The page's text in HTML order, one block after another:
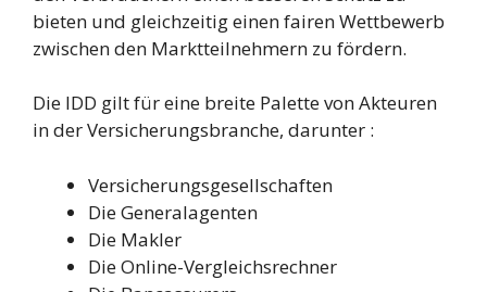
bieten und gleichzeitig einen fairen Wettbewerb
zwischen den Marktteilnehmern zu fördern.
Die IDD gilt für eine breite Palette von Akteuren
in der Versicherungsbranche, darunter :
Versicherungsgesellschaften
Die Generalagenten
Die Makler
Die Online-Vergleichsrechner